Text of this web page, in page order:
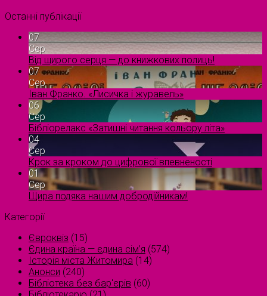
Останні публікації
07
Сер
Від щирого серця — до книжкових полиць!
07
Сер
Іван Франко. «Лисичка і журавель»
06
Сер
Бібліорелакс «Затишні читання кольору літа»
04
Сер
Крок за кроком до цифрової впевненості
01
Сер
Щира подяка нашим добродійникам!
Категорії
Євроквіз (15)
Єдина країна — єдина сім’я (574)
Історія міста Житомира (14)
Анонси (240)
Бібліотека без бар'єрів (60)